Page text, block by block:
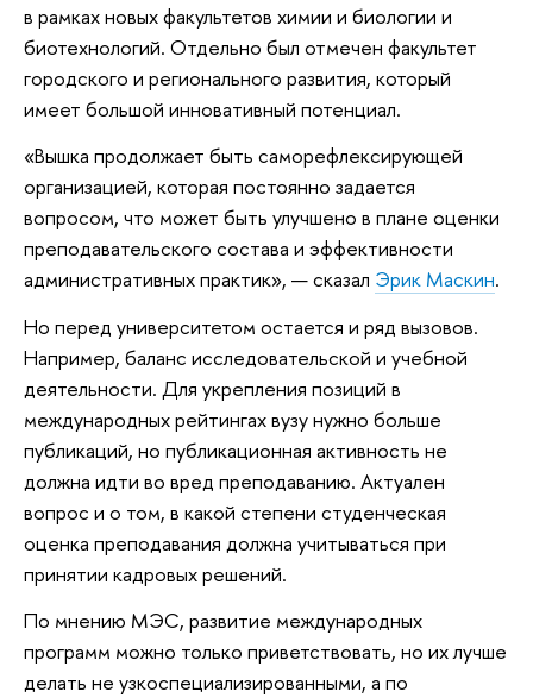
в рамках новых факультетов химии и биологии и
биотехнологий. Отдельно был отмечен факультет
городского и регионального развития, который
имеет большой инновативный потенциал.
«Вышка продолжает быть саморефлексирующей
организацией, которая постоянно задается
вопросом, что может быть улучшено в плане оценки
преподавательского состава и эффективности
административных практик», — сказал Эрик Маскин.
Но перед университетом остается и ряд вызовов.
Например, баланс исследовательской и учебной
деятельности. Для укрепления позиций в
международных рейтингах вузу нужно больше
публикаций, но публикационная активность не
должна идти во вред преподаванию. Актуален
вопрос и о том, в какой степени студенческая
оценка преподавания должна учитываться при
принятии кадровых решений.
По мнению МЭС, развитие международных
программ можно только приветствовать, но их лучше
делать не узкоспециализированными, а по